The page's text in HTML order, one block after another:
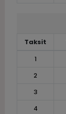
Taksit
1
2
3
4